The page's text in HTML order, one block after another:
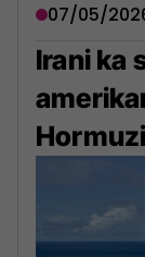
07/05/
Irani ka